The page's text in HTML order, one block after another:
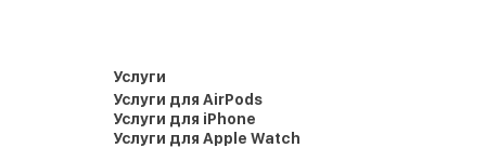
Услуги
Услуги для AirPods
Услуги для iPhone
Услуги для Apple Watch